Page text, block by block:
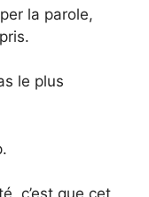
la parole,
le plus
c’est que cet